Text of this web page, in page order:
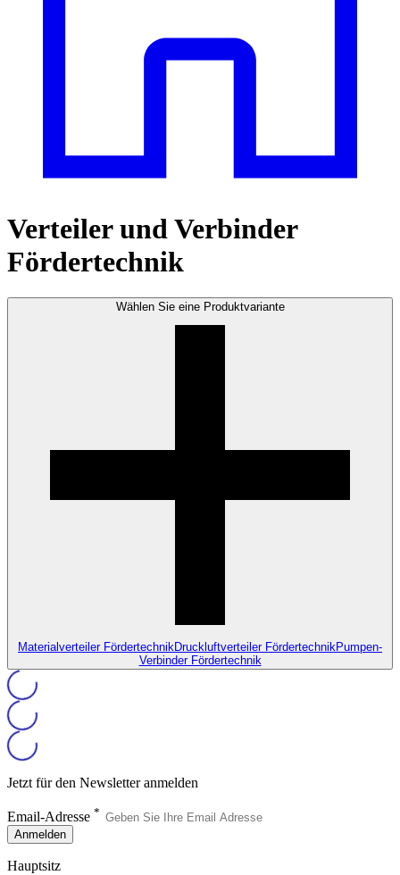
Verteiler und Verbinder
Fördertechnik
Wählen Sie eine Produktvariante
Materialverteiler Fördertechnik Druckluftverteiler Fördertechnik Pumpen-
Verbinder Fördertechnik
Jetzt für den Newsletter anmelden
Email-Adresse *
Anmelden
Hauptsitz